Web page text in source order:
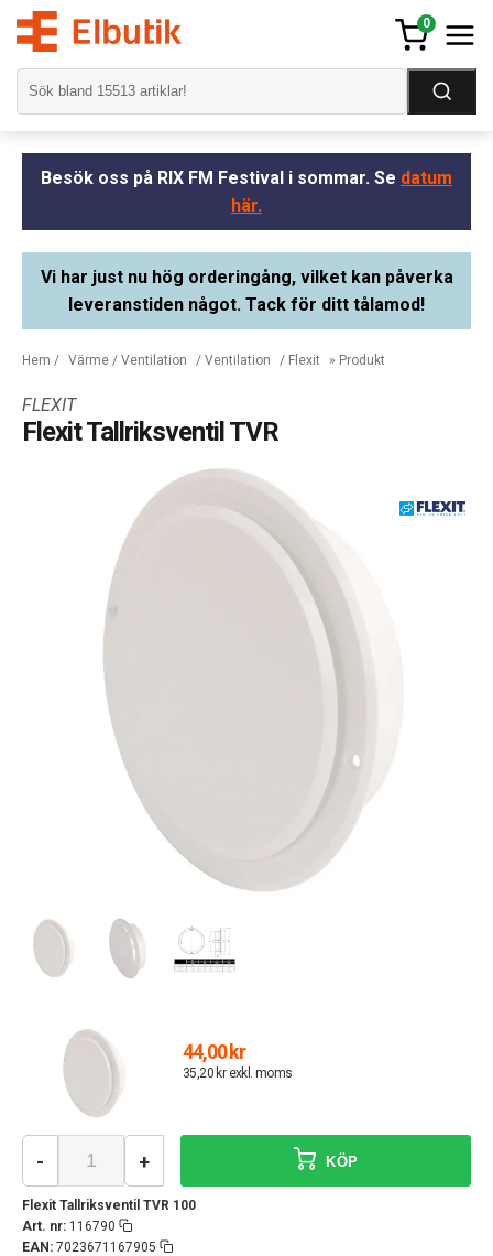
0
Besök oss på RIX FM Festival i sommar. Se datum
här.
Vi har just nu hög orderingång, vilket kan påverka
leveranstiden något. Tack för ditt tålamod!
Hem / Värme / Ventilation / Ventilation / Flexit » Produkt
FLEXIT
Flexit Tallriksventil TVR
44,00 kr
35,20 kr exkl. moms
Flexit Tallriksventil TVR 100
Art. nr: 116790
EAN: 7023671167905
- + KÖP